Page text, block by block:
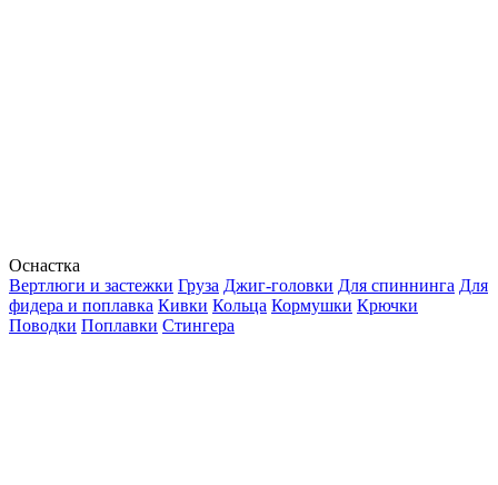
Оснастка
Вертлюги и застежки Груза Джиг-головки Для спиннинга Для
фидера и поплавка Кивки Кольца Кормушки Крючки
Поводки Поплавки Стингера